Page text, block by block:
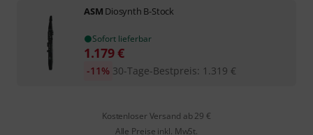
ASM Diosynth B-Stock
Sofort lieferbar
1.179€
30-Tage-Bestpreis: 1.319 €
-11%
Kostenloser Versand ab 29 €
Alle Preise inkl. MwSt.